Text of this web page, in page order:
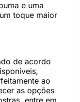
e uma
toque maior
de acordo
ao
as opções
entre em